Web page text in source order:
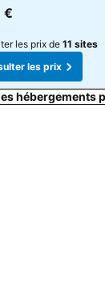
les prix
€
les prix de 11 sites
les prix
hébergements